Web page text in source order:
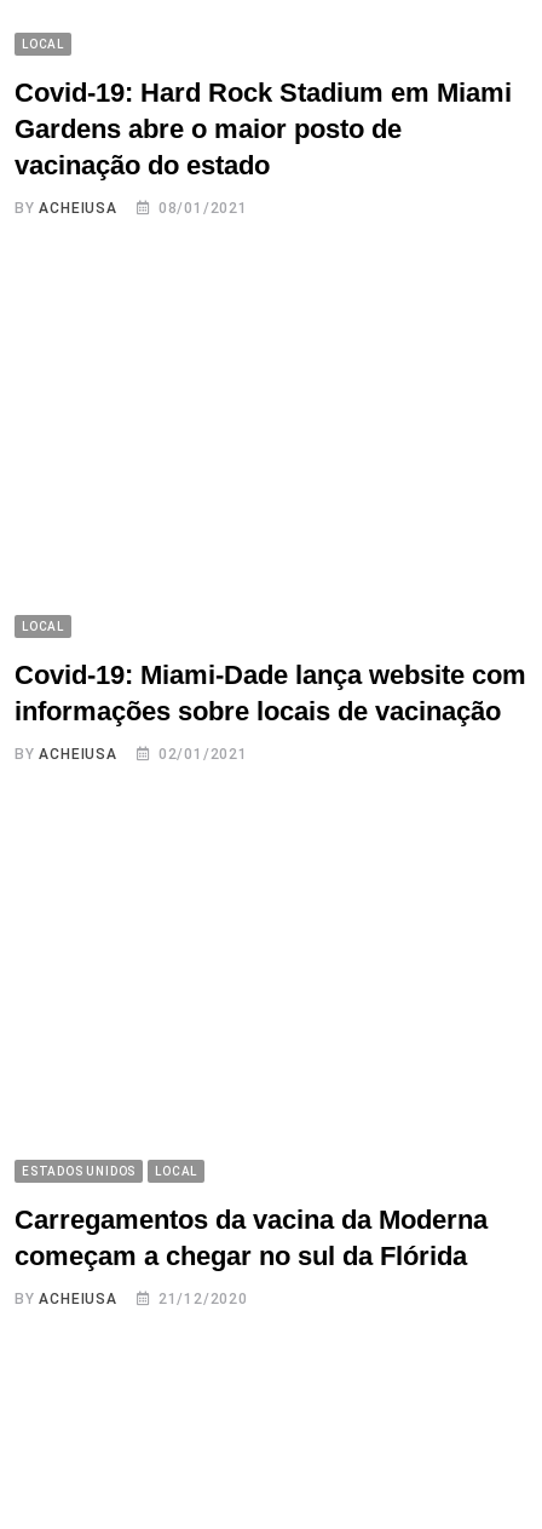
LOCAL
Covid-19: Hard Rock Stadium em Miami
Gardens abre o maior posto de
vacinação do estado
BYACHEIUSA 08/01/2021
LOCAL
Covid-19: Miami-Dade lança website com
informações sobre locais de vacinação
BYACHEIUSA 02/01/2021
ESTADOS UNIDOS LOCAL
Carregamentos da vacina da Moderna
começam a chegar no sul da Flórida
BYACHEIUSA 21/12/2020